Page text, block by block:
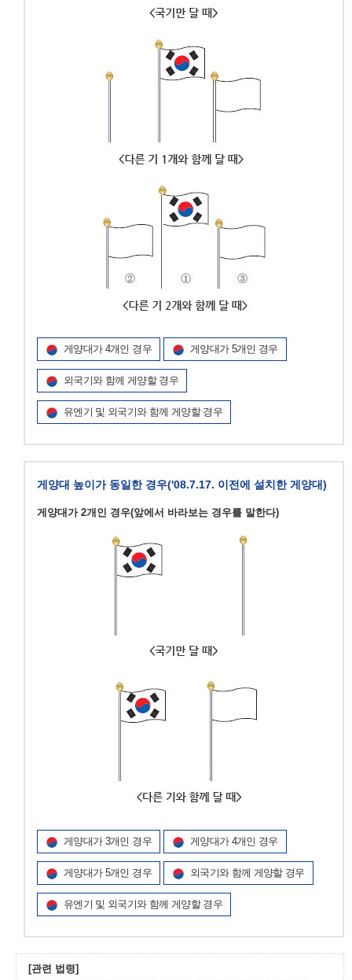
게양대가 4개인 경우 게양대가 5개인 경우
외국기와 함께 게양할 경우
유엔기 및 외국기와 함께 게양할 경우
게양대 높이가 동일한 경우('08.7.17. 이전에 설치한 게양대)
게양대가 2개인 경우(앞에서 바라보는 경우를 말한다)
게양대가 3개인 경우 게양대가 4개인 경우
게양대가 5개인 경우 외국기와 함께 게양할 경우
유엔기 및 외국기와 함께 게양할 경우
[관련 법령]